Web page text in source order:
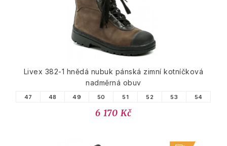
Livex 382-1 hnědá nubuk pánská zimní kotníčková
nadměrná obuv
47 48 49 50 51 52 53 54
6 170 Kč